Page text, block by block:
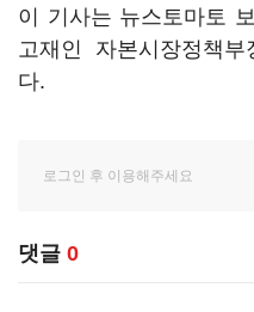
이 기사는 뉴스토마토
고재인 자본시장정책부
다.
댓글 0